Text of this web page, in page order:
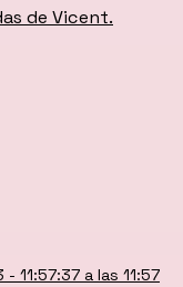
de Vicent.
11:57:37 a las 11:57